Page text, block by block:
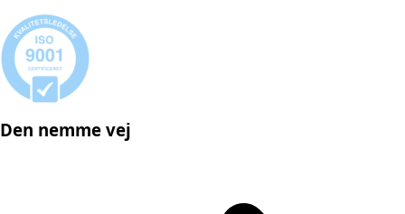
Den nemme vej